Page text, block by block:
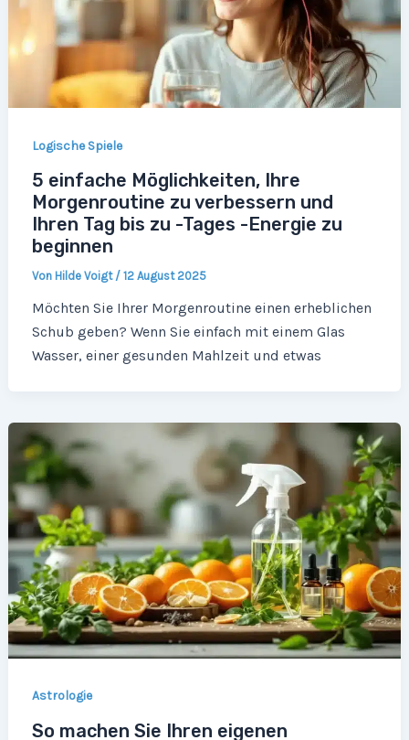
Logische Spiele
5 einfache Möglichkeiten, Ihre
Morgenroutine zu verbessern und
Ihren Tag bis zu -Tages -Energie zu
beginnen
Von Hilde Voigt / 12 August 2025
Möchten Sie Ihrer Morgenroutine einen erheblichen
Schub geben? Wenn Sie einfach mit einem Glas
Wasser, einer gesunden Mahlzeit und etwas
Astrologie
So machen Sie Ihren eigenen